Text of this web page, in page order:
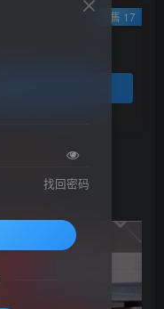
已售 17
找回密码